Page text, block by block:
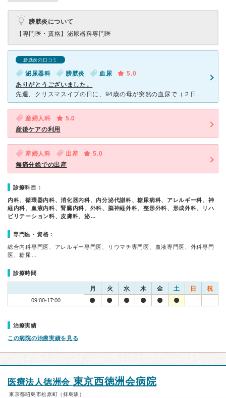
膀胱炎について
【専門医・資格】 泌尿器科専門医
膀胱炎の口コミ
泌尿器科 膀胱炎 血尿
5.0
ありがとうございました。
先週、クリスマスイブの日に、94歳の母が突然の血尿で（２日間の入院）お世話になりました。 初診にもかかわらず、夜間の救急外来に電話をしましたら受け入れて下さり、しかも医師・看護師さん・受付の方、みな
産婦人科
5.0
産後ケアの利用
産婦人科 出産
5.0
無痛分娩での出産
診療科目：
内科、循環器内科、消化器内科、内分泌代謝科、糖尿病科、アレルギー科、神
経内科、血液内科、腎臓内科、外科、脳神経外科、整形外科、形成外科、リハ
ビリテーション科、皮膚科、泌…
専門医・資格：
総合内科専門医、アレルギー専門医、リウマチ専門医、血液専門医、外科専門
医、糖尿…
診療時間
月 火 水 木 金 土 日 祝
09:00-17:00
治療実績
この病院の治療実績を見る
医療法人徳洲会 東京西徳洲会病院
東京都昭島市松原町（拝島駅）